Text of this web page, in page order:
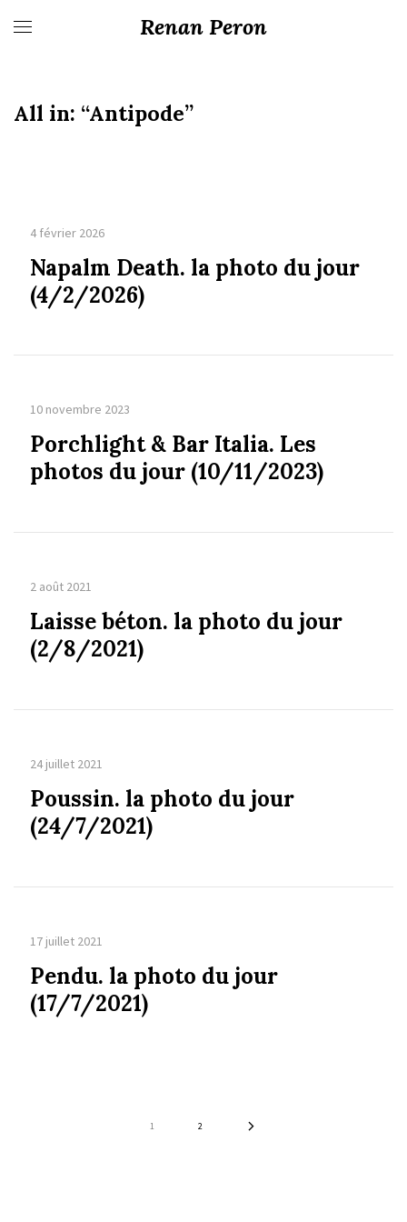
Renan Peron
All in: “Antipode”
4 février 2026
Napalm Death. la photo du jour
(4/2/2026)
10 novembre 2023
Porchlight & Bar Italia. Les
photos du jour (10/11/2023)
2 août 2021
Laisse béton. la photo du jour
(2/8/2021)
24 juillet 2021
Poussin. la photo du jour
(24/7/2021)
17 juillet 2021
Pendu. la photo du jour
(17/7/2021)
1 2